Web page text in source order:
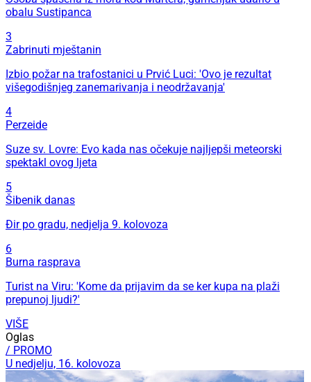
obalu Sustipanca
3
Zabrinuti mještanin
Izbio požar na trafostanici u Prvić Luci: 'Ovo je rezultat
višegodišnjeg zanemarivanja i neodržavanja'
4
Perzeide
Suze sv. Lovre: Evo kada nas očekuje najljepši meteorski
spektakl ovog ljeta
5
Šibenik danas
Đir po gradu, nedjelja 9. kolovoza
6
Burna rasprava
Turist na Viru: 'Kome da prijavim da se ker kupa na plaži
prepunoj ljudi?'
VIŠE
Oglas
/ PROMO
U nedjelju, 16. kolovoza